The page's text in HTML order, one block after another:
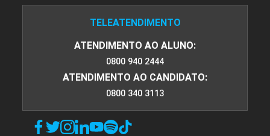
TELEATENDIMENTO
ATENDIMENTO AO ALUNO:
0800 940 2444
ATENDIMENTO AO CANDIDATO:
0800 340 3113